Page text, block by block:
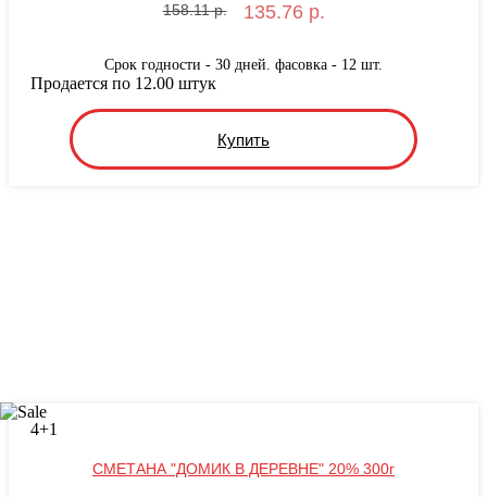
158.11 р. 135.76 р.
Срок годности - 30 дней. фасовка - 12 шт.
Купить
Продается по 12.00 штук
4+1
СМЕТАНА "ДОМИК В ДЕРЕВНЕ" 20% 300г